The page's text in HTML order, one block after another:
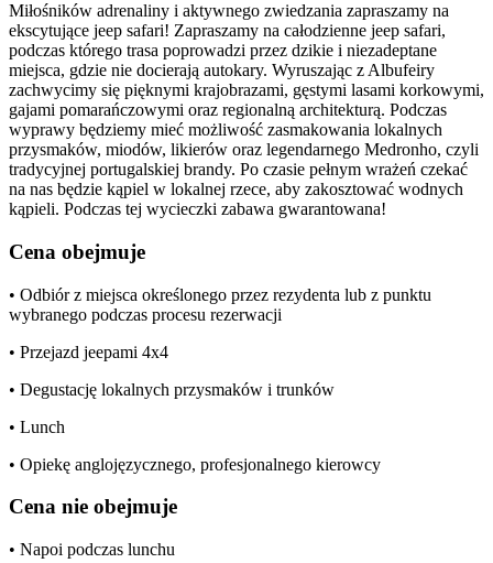
Miłośników adrenaliny i aktywnego zwiedzania zapraszamy na
ekscytujące jeep safari! Zapraszamy na całodzienne jeep safari,
podczas którego trasa poprowadzi przez dzikie i niezadeptane
miejsca, gdzie nie docierają autokary. Wyruszając z Albufeiry
zachwycimy się pięknymi krajobrazami, gęstymi lasami korkowymi,
gajami pomarańczowymi oraz regionalną architekturą. Podczas
wyprawy będziemy mieć możliwość zasmakowania lokalnych
przysmaków, miodów, likierów oraz legendarnego Medronho, czyli
tradycyjnej portugalskiej brandy. Po czasie pełnym wrażeń czekać
na nas będzie kąpiel w lokalnej rzece, aby zakosztować wodnych
kąpieli. Podczas tej wycieczki zabawa gwarantowana!
Cena obejmuje
• Odbiór z miejsca określonego przez rezydenta lub z punktu
wybranego podczas procesu rezerwacji
• Przejazd jeepami 4x4
• Degustację lokalnych przysmaków i trunków
• Lunch
• Opiekę anglojęzycznego, profesjonalnego kierowcy
Cena nie obejmuje
• Napoi podczas lunchu